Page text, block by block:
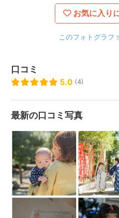
お気に入り
このフォトグラフ
口コミ
5.0 (4)
最新の口コミ写真